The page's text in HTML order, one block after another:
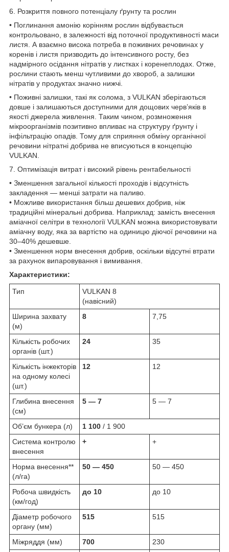
6. Розкриття повного потенціалу ґрунту та рослин
• Поглинання амонію корінням рослин відбувається
контрольовано, в залежності від поточної продуктивності маси
листя. А взаємно висока потреба в поживних речовинах у
коренів і листя призводить до інтенсивного росту, без
надмірного осідання нітратів у листках і коренеплодах. Отже,
рослини стають менш чутливими до хвороб, а залишки
нітратів у продуктах значно нижчі.
• Поживні залишки, такі як солома, з VULKAN зберігаються
довше і залишаються доступними для дощових черв’яків в
якості джерела живлення. Таким чином, розмноження
мікроорганізмів позитивно впливає на структуру ґрунту і
інфільтрацію опадів. Тому для сприяння обміну органічної
речовини нітратні добрива не вписуються в концепцію
VULKAN.
7. Оптимізація витрат і високий рівень рентабельності
• Зменшення загальної кількості проходів і відсутність
закладення — менші затрати на паливо.
• Можливе використання більш дешевих добрив, ніж
традиційні мінеральні добрива. Наприклад: замість внесення
аміачної селітри в технології VULKAN можна використовувати
аміачну воду, яка за вартістю на одиницю діючої речовини на
30‒40% дешевше.
• Зменшення норм внесення добрив, оскільки відсутні втрати
за рахунок випаровування і вимивання.
Характеристики:
Тип
VULKAN 8
(навісний)
Ширина захвату
(м)
8 7,75
Кількість робочих
органів (шт.)
24 35
Кількість інжекторів
на одному колесі
(шт.)
12 12
Глибина внесення
(см)
5 — 7 5 — 7
Об’єм бункера (л) 1 100 / 1 900
Система контролю
внесення
+ +
Норма внесення**
(л/га)
50 — 450 50 — 450
Робоча швидкість
(км/год)
до 10 до 10
Діаметр робочого
органу (мм)
515 515
Міжряддя (мм) 700
230